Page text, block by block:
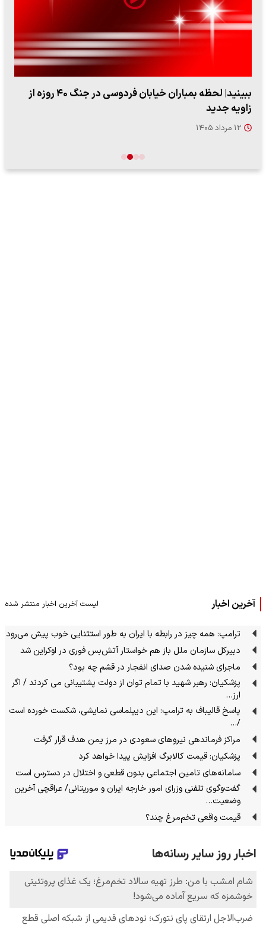
ببینید| لحظه بمباران خیابان فردوسی در جنگ ۴۰ روزه از
زاویه جدید
۱۲ مرداد ۱۴۰۵
آخرین اخبار لیست آخرین اخبار منتشر شده
ترامپ: همه چیز در رابطه با ایران به طور استثنایی خوب پیش می‌رود
دبیرکل سازمان ملل باز هم خواستار آتش‌بس فوری در اوکراین شد
ماجرای شنیده شدن صدای انفجار در قشم چه بود؟
پزشکیان: رهبر شهید با تمام توان از دولت پشتیبانی می کردند / اگر
ارز…
پاسخ قالیباف به ترامپ: این دیپلماسی نمایشی، شکست خورده است
/…
مراکز فرماندهی نیروهای سعودی در مرز یمن هدف قرار گرفت
پزشکیان: قیمت کالابرگ افزایش پیدا خواهد کرد
سامانه‌های تامین اجتماعی بدون قطعی و اختلال در دسترس است
گفت‌وگوی تلفنی وزرای امور خارجه ایران و موریتانی/ عراقچی آخرین
وضعیت…
قیمت واقعی تخم‌مرغ چند؟